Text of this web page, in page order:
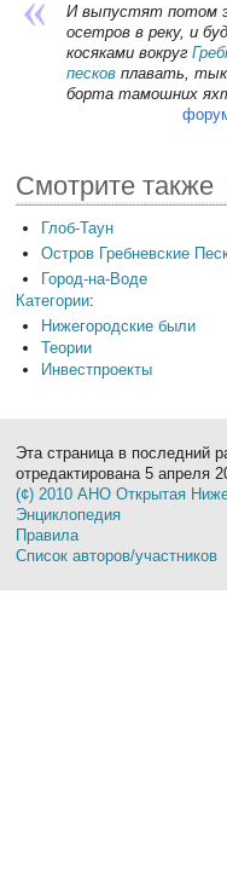
И выпустят потом
осетров в реку, и
косяками вокруг
песков плавать,
борта тамошних
Смотрите также
Глоб-Таун
Остров Гребневские
Город-на-Воде
Категории:
Нижегородские были
Теории
Инвестпроекты
Эта страница в последний
отредактирована 5 апреля
(¢) 2010 АНО Открытая
Энциклопедия
Правила
Список авторов/участников